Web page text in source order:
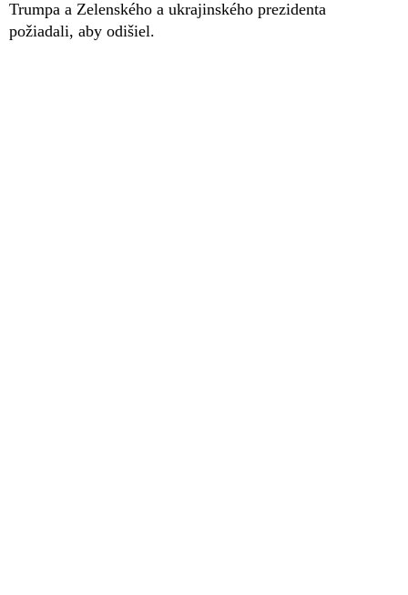
Trumpa a Zelenského a ukrajinského prezidenta
požiadali, aby odišiel.